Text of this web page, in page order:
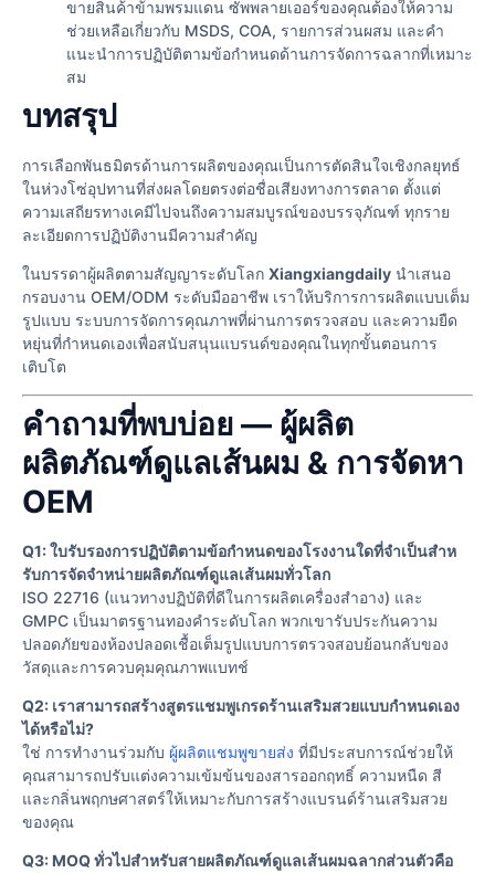
ขายสินค้าข้ามพรมแดน ซัพพลายเออร์ของคุณต้องให้ความ
ช่วยเหลือเกี่ยวกับ MSDS, COA, รายการส่วนผสม และคํา
แนะนําการปฏิบัติตามข้อกําหนดด้านการจัดการฉลากที่เหมาะ
สม
บทสรุป
การเลือกพันธมิตรด้านการผลิตของคุณเป็นการตัดสินใจเชิงกลยุทธ์
ในห่วงโซ่อุปทานที่ส่งผลโดยตรงต่อชื่อเสียงทางการตลาด ตั้งแต่
ความเสถียรทางเคมีไปจนถึงความสมบูรณ์ของบรรจุภัณฑ์ ทุกราย
ละเอียดการปฏิบัติงานมีความสําคัญ
ในบรรดาผู้ผลิตตามสัญญาระดับโลก Xiangxiangdaily นําเสนอ
กรอบงาน OEM/ODM ระดับมืออาชีพ เราให้บริการการผลิตแบบเต็ม
รูปแบบ ระบบการจัดการคุณภาพที่ผ่านการตรวจสอบ และความยืด
หยุ่นที่กําหนดเองเพื่อสนับสนุนแบรนด์ของคุณในทุกขั้นตอนการ
เติบโต
คําถามที่พบบ่อย — ผู้ผลิต
ผลิตภัณฑ์ดูแลเส้นผม & การจัดหา
OEM
Q1: ใบรับรองการปฏิบัติตามข้อกําหนดของโรงงานใดที่จําเป็นสําห
รับการจัดจําหน่ายผลิตภัณฑ์ดูแลเส้นผมทั่วโลก
ISO 22716 (แนวทางปฏิบัติที่ดีในการผลิตเครื่องสําอาง) และ
GMPC เป็นมาตรฐานทองคําระดับโลก พวกเขารับประกันความ
ปลอดภัยของห้องปลอดเชื้อเต็มรูปแบบการตรวจสอบย้อนกลับของ
วัสดุและการควบคุมคุณภาพแบทช์
Q2: เราสามารถสร้างสูตรแชมพูเกรดร้านเสริมสวยแบบกําหนดเอง
ได้หรือไม่?
ใช่ การทํางานร่วมกับ ผู้ผลิตแชมพูขายส่ง ที่มีประสบการณ์ช่วยให้
คุณสามารถปรับแต่งความเข้มข้นของสารออกฤทธิ์ ความหนืด สี
และกลิ่นพฤกษศาสตร์ให้เหมาะกับการสร้างแบรนด์ร้านเสริมสวย
ของคุณ
Q3: MOQ ทั่วไปสําหรับสายผลิตภัณฑ์ดูแลเส้นผมฉลากส่วนตัวคือ